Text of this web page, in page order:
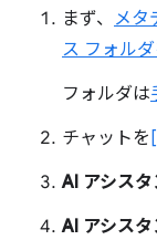
まず、 メタ
ス フォル
フォルダは
チャットを
AI アシスタ
AI アシスタ